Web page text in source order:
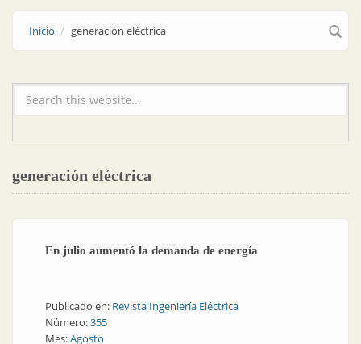
Inicio generación eléctrica
Formulario de búsqueda
generación eléctrica
En julio aumentó la demanda de energía
Publicado en: Revista Ingeniería Eléctrica
Número:355
Mes:Agosto